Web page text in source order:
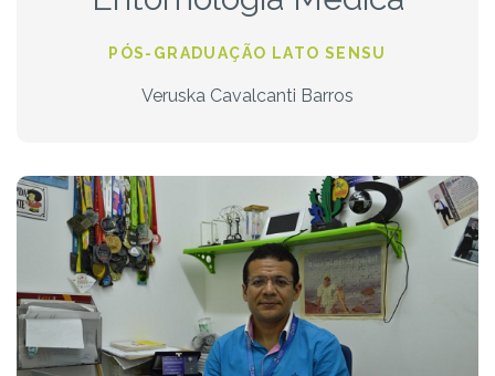
PÓS-GRADUAÇÃO LATO SENSU
Veruska Cavalcanti Barros